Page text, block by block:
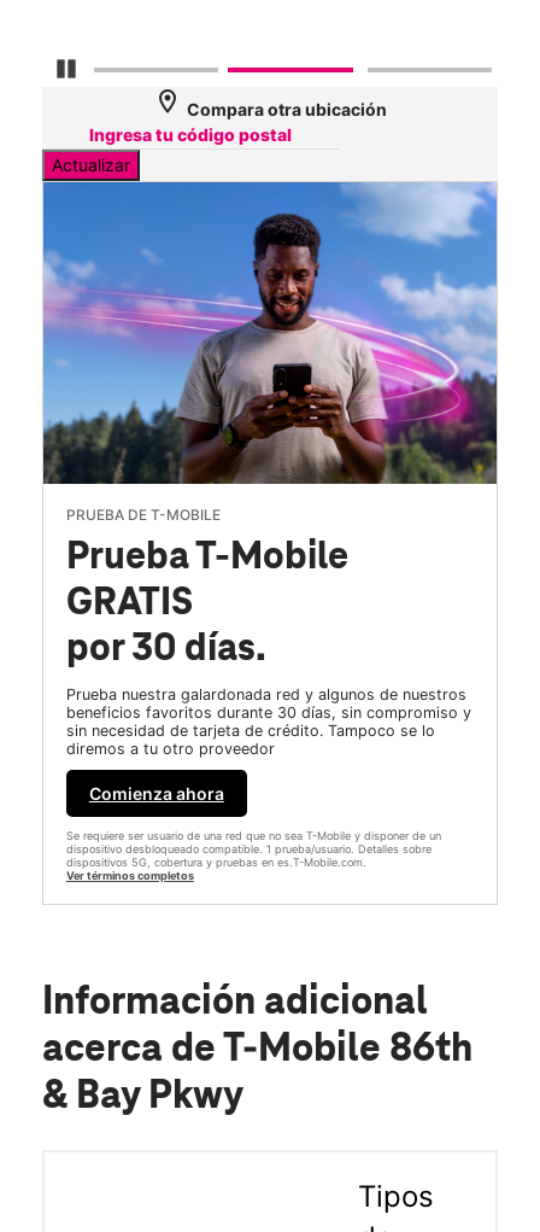
Detener carrusel
location_on Compara otra ubicación
Actualizar
PRUEBA DE T-MOBILE
Prueba T-Mobile
GRATIS
por 30 días.
Prueba nuestra galardonada red y algunos de nuestros
beneficios favoritos durante 30 días, sin compromiso y
sin necesidad de tarjeta de crédito. Tampoco se lo
diremos a tu otro proveedor
Comienza ahora
Se requiere ser usuario de una red que no sea T-Mobile y disponer de un
dispositivo desbloqueado compatible. 1 prueba/usuario. Detalles sobre
dispositivos 5G, cobertura y pruebas en es.T-Mobile.com.
Ver términos completos
Información adicional
acerca de T-Mobile 86th
& Bay Pkwy
Tipos